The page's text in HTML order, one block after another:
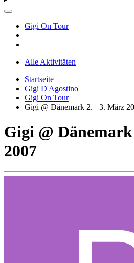
Gigi On Tour
Alle Aktivitäten
Startseite
Gigi D'Agostino
Gigi On Tour
Gigi @ Dänemark 2.+ 3. März
Gigi @
2007